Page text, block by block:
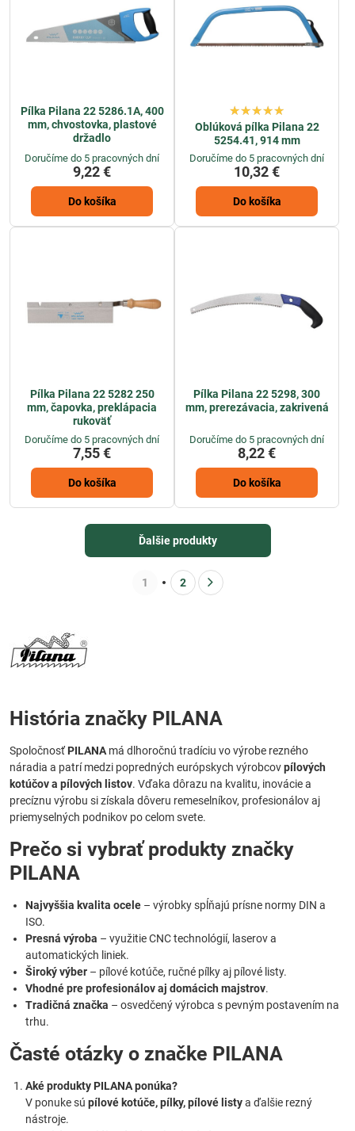
Pílka Pilana 22 5286.1A, 400
mm, chvostovka, plastové
držadlo
Doručíme do 5 pracovných dní
9,22 €
Do košíka
Oblúková pílka Pilana 22
5254.41, 914 mm
Doručíme do 5 pracovných dní
10,32 €
Do košíka
Pílka Pilana 22 5282 250
mm, čapovka, preklápacia
rukoväť
Doručíme do 5 pracovných dní
7,55 €
Do košíka
Pílka Pilana 22 5298, 300
mm, prerezávacia, zakrivená
Doručíme do 5 pracovných dní
8,22 €
Do košíka
Ďalšie produkty
1 2
História značky PILANA
Spoločnosť PILANA má dlhoročnú tradíciu vo výrobe rezného
náradia a patrí medzi popredných európskych výrobcovpílových
kotúčov a pílových listov. Vďaka dôrazu na kvalitu, inovácie a
precíznu výrobu si získala dôveru remeselníkov, profesionálov aj
priemyselných podnikov po celom svete.
Prečo si vybrať produkty značky
PILANA
Najvyššia kvalita ocele – výrobky spĺňajú prísne normy DIN a
ISO.
Presná výroba – využitie CNC technológií, laserov a
automatických liniek.
Široký výber – pílové kotúče, ručné pílky aj pílové listy.
Vhodné pre profesionálov aj domácich majstrov.
Tradičná značka – osvedčený výrobca s pevným postavením na
trhu.
Časté otázky o značke PILANA
Aké produkty PILANA ponúka?
V ponuke sú pílové kotúče, pílky, pílové listya ďalšie rezný
nástroje.